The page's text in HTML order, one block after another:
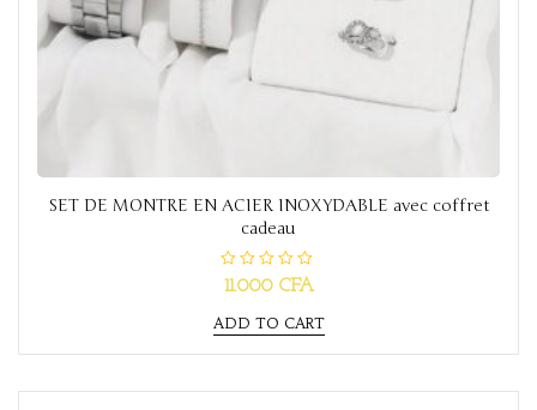
SET DE MONTRE EN ACIER INOXYDABLE avec coffret
cadeau
R
a
e
d
0
t
11.000 CFA
ADD TO CART